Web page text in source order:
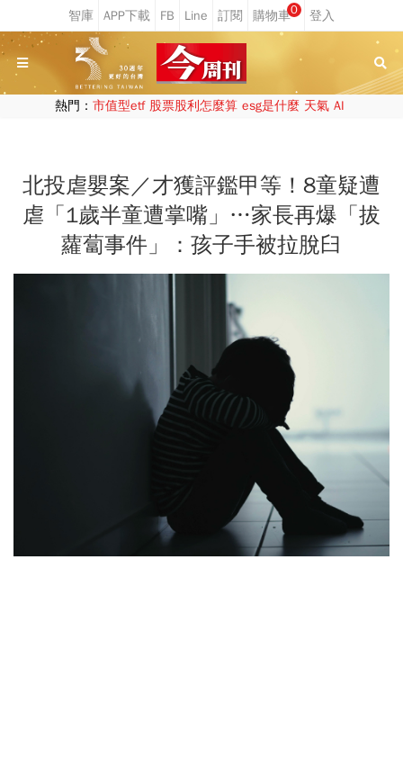
0
熱門： 市值型etf 股票股利怎麼算 esg是什麼 天氣 AI
北投虐嬰案／才獲評鑑甲等！8童疑遭
虐「1歲半童遭掌嘴」…家長再爆「拔
蘿蔔事件」：孩子手被拉脫臼